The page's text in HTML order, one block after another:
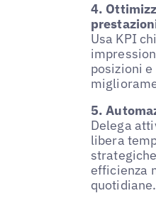
4.
Usa KPI
posizioni
5.
Delega
libera
efficienza
quotidiane.